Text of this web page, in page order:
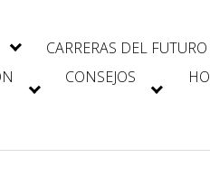
CARRERAS DEL FUTURO
CONSEJOS